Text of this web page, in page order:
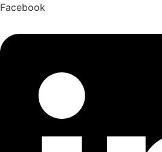
Facebook